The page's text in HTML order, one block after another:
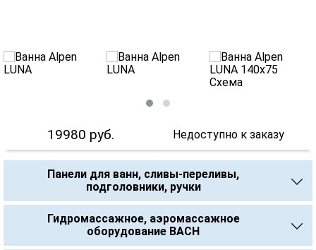
19980 руб. Недоступно к заказу
Панели для ванн, сливы-переливы,
подголовники, ручки
Гидромассажное, аэромассажное
оборудование BACH